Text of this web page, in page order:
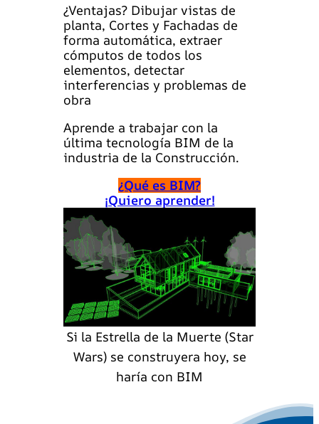
¿Ventajas? Dibujar vistas de
planta, Cortes y Fachadas de
forma automática, extraer
cómputos de todos los
elementos, detectar
interferencias y problemas de
obra
Aprende a trabajar con la
última tecnología BIM de la
industria de la Construcción.
¿Qué es BIM?
¡Quiero aprender!
Si la Estrella de la Muerte (Star
Wars) se construyera hoy, se
haría con BIM